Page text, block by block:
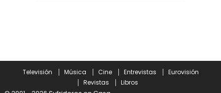
Televisión Música Cine Entrevistas
Eurovisión
Revistas
Libros